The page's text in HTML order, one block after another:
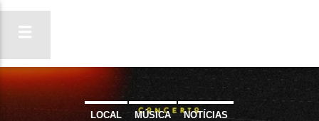
LOCAL MÚSICA NOTÍCIAS